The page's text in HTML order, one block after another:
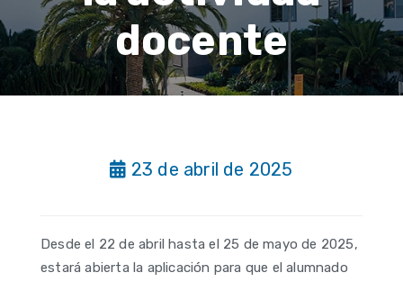
docente
23 de abril de 2025
Desde el 22 de abril hasta el 25 de mayo de 2025,
estará abierta la aplicación para que el alumnado